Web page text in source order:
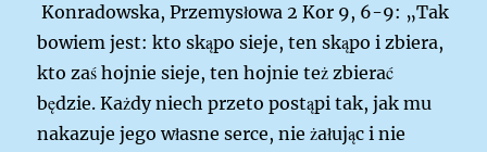
Konradowska, Przemysłowa 2 Kor 9, 6-9: „Tak
bowiem jest: kto skąpo sieje, ten skąpo i zbiera,
kto zaś hojnie sieje, ten hojnie też zbierać
będzie. Każdy niech przeto postąpi tak, jak mu
nakazuje jego własne serce, nie żałując i nie